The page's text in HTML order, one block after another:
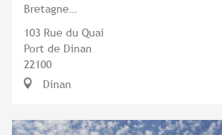
Bretagne…
103 Rue du Quai
Port de Dinan
22100
Dinan